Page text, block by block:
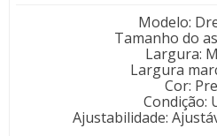
Modelo:
Tamanho do
Largura:
Largura
Cor:
Condição:
Ajustabilidade: